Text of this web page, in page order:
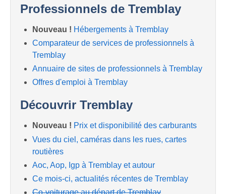
Professionnels de Tremblay
Nouveau ! Hébergements à Tremblay
Comparateur de services de professionnels à
Tremblay
Annuaire de sites de professionnels à Tremblay
Offres d'emploi à Tremblay
Découvrir Tremblay
Nouveau ! Prix et disponibilité des carburants
Vues du ciel, caméras dans les rues, cartes
routières
Aoc, Aop, Igp à Tremblay et autour
Ce mois-ci, actualités récentes de Tremblay